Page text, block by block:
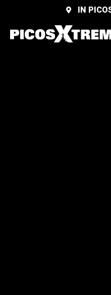
IN